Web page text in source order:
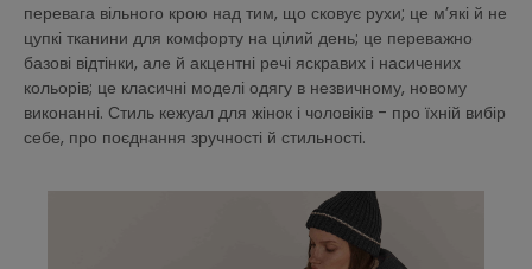
перевага вільного крою над тим, що сковує рухи; це м’які й не
цупкі тканини для комфорту на цілий день; це переважно
базові відтінки, але й акцентні речі яскравих і насичених
кольорів; це класичні моделі одягу в незвичному, новому
виконанні. Стиль кежуал для жінок і чоловіків - про їхній вибір
себе, про поєднання зручності й стильності.